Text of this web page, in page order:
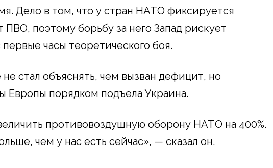
Дело в том, что у стран НАТО фиксируется
поэтому борьбу за него Запад рискует
часы теоретического боя.
стал объяснять, чем вызван дефицит, но
Европы порядком подъела Украина.
противовоздушную оборону НАТО на 400%.
чем у нас есть сейчас», — сказал он.